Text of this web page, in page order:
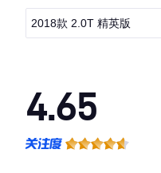
2018款 2.0T 精英版
4.65